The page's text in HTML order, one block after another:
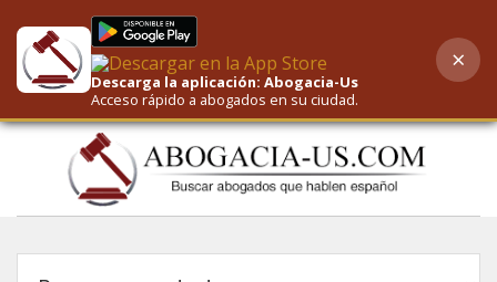
AI-Powered Search
Descarga la aplicación: Abogacia-Us
Acceso rápido a abogados en su ciudad.
×